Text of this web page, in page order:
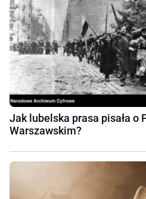
Jak lubelska prasa pisała o
Warszawskim?